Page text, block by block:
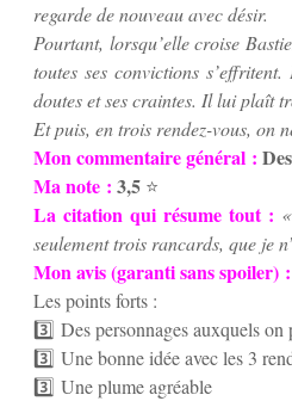
regarde de nouveau avec désir.
Pourtant, lorsqu’elle croise
toutes ses convictions
doutes et ses craintes. Il lui plaît
Et puis, en trois rendez-vous, on
Mon commentaire général :
Ma note : 3,5 ⭐️
La citation qui résume tout :
seulement trois rancards, que je
Mon avis (garanti sans spoiler) :
Les points forts :
3️⃣ Des personnages auxquels on
3️⃣ Une bonne idée avec les 3
3️⃣ Une plume agréable